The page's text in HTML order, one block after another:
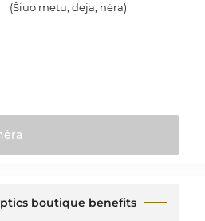
(Šiuo metu, deja, nėra)
boutique benefits